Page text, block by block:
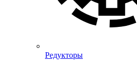
Редукторы